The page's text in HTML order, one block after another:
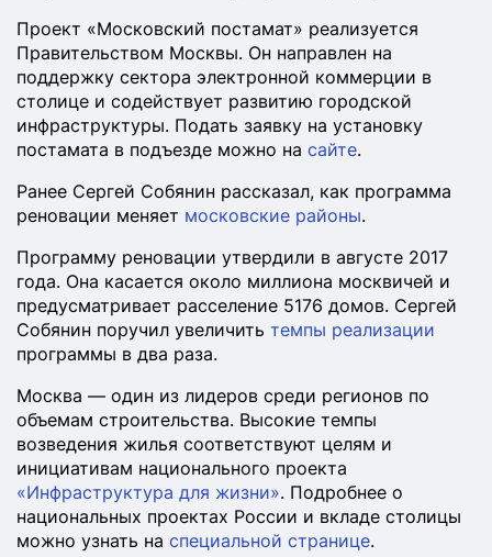
Проект «Московский постамат» реализуется
Правительством Москвы. Он направлен на
поддержку сектора электронной коммерции в
столице и содействует развитию городской
инфраструктуры. Подать заявку на установку
постамата в подъезде можно на сайте.
Ранее Сергей Собянин рассказал, как программа
реновации меняет московские районы.
Программу реновации утвердили в августе 2017
года. Она касается около миллиона москвичей и
предусматривает расселение 5176 домов. Сергей
Собянин поручил увеличить темпы реализации
программы в два раза.
Москва — один из лидеров среди регионов по
объемам строительства. Высокие темпы
возведения жилья соответствуют целям и
инициативам национального проекта
«Инфраструктура для жизни». Подробнее о
национальных проектах России и вкладе столицы
можно узнать на специальной странице.